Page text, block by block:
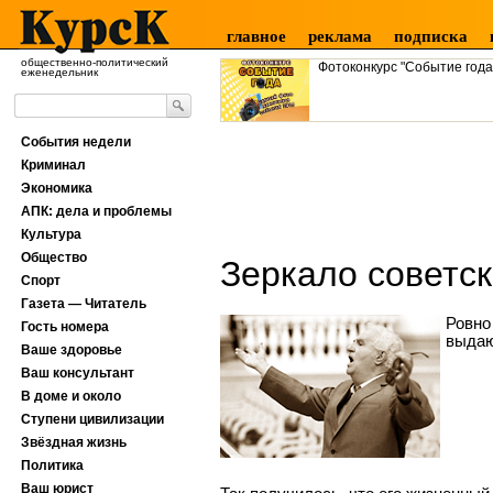
общественно-политический
еженедельник
главное реклама подписка
Фотоконкурс "Событие
Зеркало
События недели
Криминал
Экономика
АПК: дела и проблемы
Культура
Общество
Спорт
Газета — Читатель
Гость номера
Ваше здоровье
Ваш консультант
В доме и около
Ступени цивилизации
Звёздная жизнь
Политика
Ваш юрист